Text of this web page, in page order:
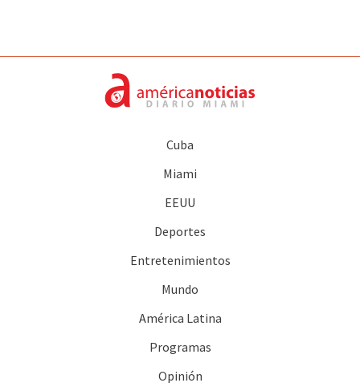
Cuba
Miami
EEUU
Deportes
Entretenimientos
Mundo
América Latina
Programas
Opinión